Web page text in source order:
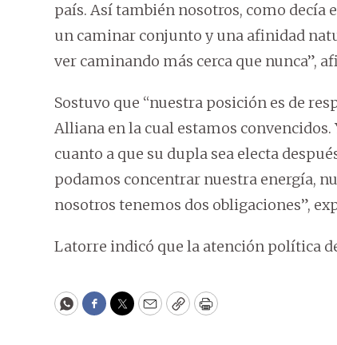
país. Así también nosotros, como
un caminar conjunto y una afinidad
ver caminando más cerca que nunca”,
Sostuvo que “nuestra posición es de
Alliana en la cual estamos
cuanto a que su dupla sea electa
podamos concentrar nuestra energía,
nosotros tenemos dos obligaciones”,
Latorre indicó que la atención política
WhatsApp
Facebook
Twitter
EmailCopyPrint